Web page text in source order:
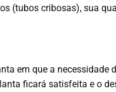
(tubos cribosas), sua
em que a necessidade
ficará satisfeita e o